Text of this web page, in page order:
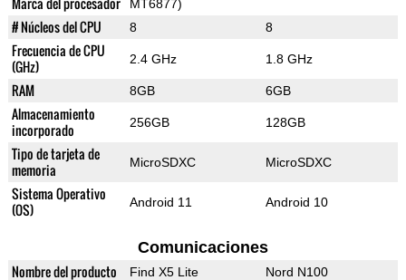
MT6877)
# Núcleos del CPU 8 8
Frecuencia de CPU
(GHz)
2.4 GHz 1.8 GHz
RAM 8GB 6GB
Almacenamiento
incorporado
256GB 128GB
Tipo de tarjeta de
memoria
MicroSDXC MicroSDXC
Sistema Operativo
(OS)
Android 11 Android 10
Comunicaciones
Nombre del producto Find X5 Lite Nord N100